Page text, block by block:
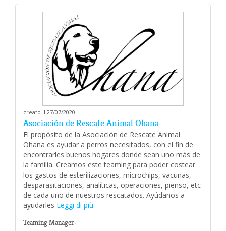
creato il 27/07/2020
Asociación de Rescate Animal Ohana
El propósito de la Asociación de Rescate Animal
Ohana es ayudar a perros necesitados, con el fin de
encontrarles buenos hogares donde sean uno más de
la familia. Creamos este teaming para poder costear
los gastos de esterilizaciones, microchips, vacunas,
desparasitaciones, analíticas, operaciones, pienso, etc
de cada uno de nuestros rescatados. Ayúdanos a
ayudarles Leggi di più
Teaming Manager: